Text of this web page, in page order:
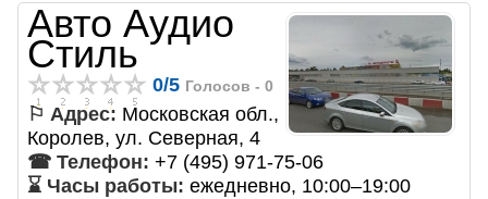
Авто Аудио
Стиль
0/5 Голосов - 0
⚐ Адрес: Московская обл.,
Королев, ул. Северная, 4
☎ Телефон: +7 (495) 971-75-06
⌛ Часы работы: ежедневно, 10:00–19:00